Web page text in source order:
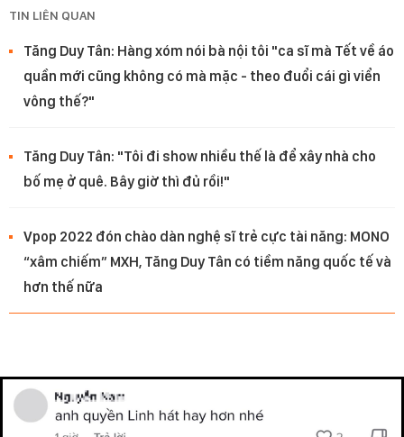
TIN LIÊN QUAN
Tăng Duy Tân: Hàng xóm nói bà nội tôi "ca sĩ mà Tết về áo
quần mới cũng không có mà mặc - theo đuổi cái gì viển
vông thế?"
Tăng Duy Tân: "Tôi đi show nhiều thế là để xây nhà cho
bố mẹ ở quê. Bây giờ thì đủ rồi!"
Vpop 2022 đón chào dàn nghệ sĩ trẻ cực tài năng: MONO
“xâm chiếm” MXH, Tăng Duy Tân có tiềm năng quốc tế và
hơn thế nữa